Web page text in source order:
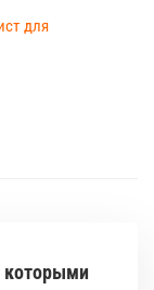
для
которыми